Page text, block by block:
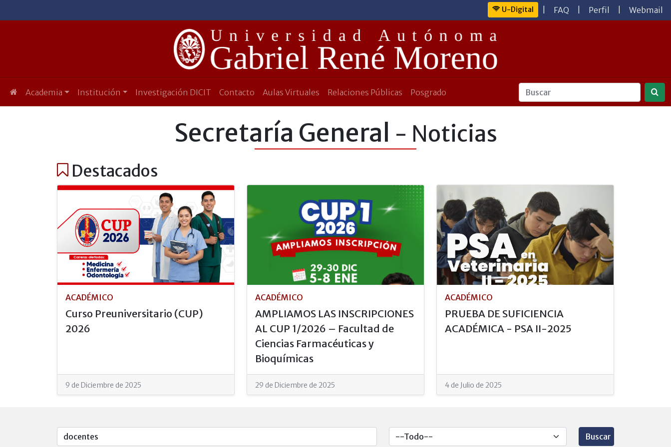
U-Digital FAQ Perfil Webmail
Academia Institución Investigación DICIT Contacto Aulas Virtuales Relaciones Públicas Posgrado
Secretaría General - Noticias
Destacados
ACADÉMICO
Curso Preuniversitario (CUP)
2026
9 de Diciembre de 2025
ACADÉMICO
AMPLIAMOS LAS INSCRIPCIONES
AL CUP 1/2026 – Facultad de
Ciencias Farmacéuticas y
Bioquímicas
29 de Diciembre de 2025
ACADÉMICO
PRUEBA DE SUFICIENCIA
ACADÉMICA - PSA II-2025
4 de Julio de 2025
Buscar